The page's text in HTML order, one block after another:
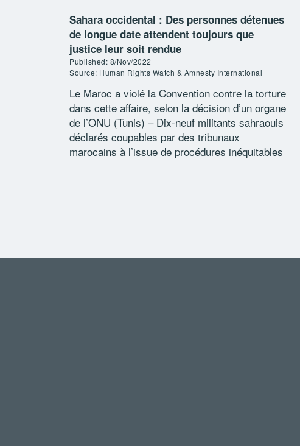
Sahara occidental : Des personnes détenues
de longue date attendent toujours que
justice leur soit rendue
Published: 8/Nov/2022
Source: Human Rights Watch & Amnesty International
Le Maroc a violé la Convention contre la torture
dans cette affaire, selon la décision d’un organe
de l’ONU (Tunis) – Dix-neuf militants sahraouis
déclarés coupables par des tribunaux
marocains à l’issue de procédures inéquitables
il y a de longues […]